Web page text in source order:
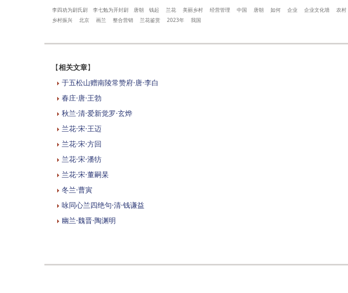
李四劝为尉氏尉 李七勉为开封尉 唐朝 钱起 兰花 美丽乡村 经营管理 中国 唐朝 如何 企业 企业文化墙 农村
乡村振兴
北京 画兰 整合营销 兰花鉴赏 2023年 我国
【相关文章】
于五松山赠南陵常赞府·唐·李白
春庄·唐·王勃
秋兰·清·爱新觉罗·玄烨
兰花·宋·王迈
兰花·宋·方回
兰花·宋·潘牥
兰花·宋·董嗣杲
冬兰·曹寅
咏同心兰四绝句·清·钱谦益
幽兰·魏晋·陶渊明